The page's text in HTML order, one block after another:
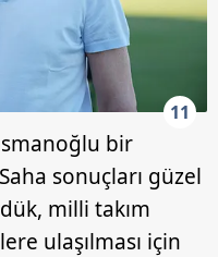
11
bir
sonuçları güzel
milli takım
ulaşılması için